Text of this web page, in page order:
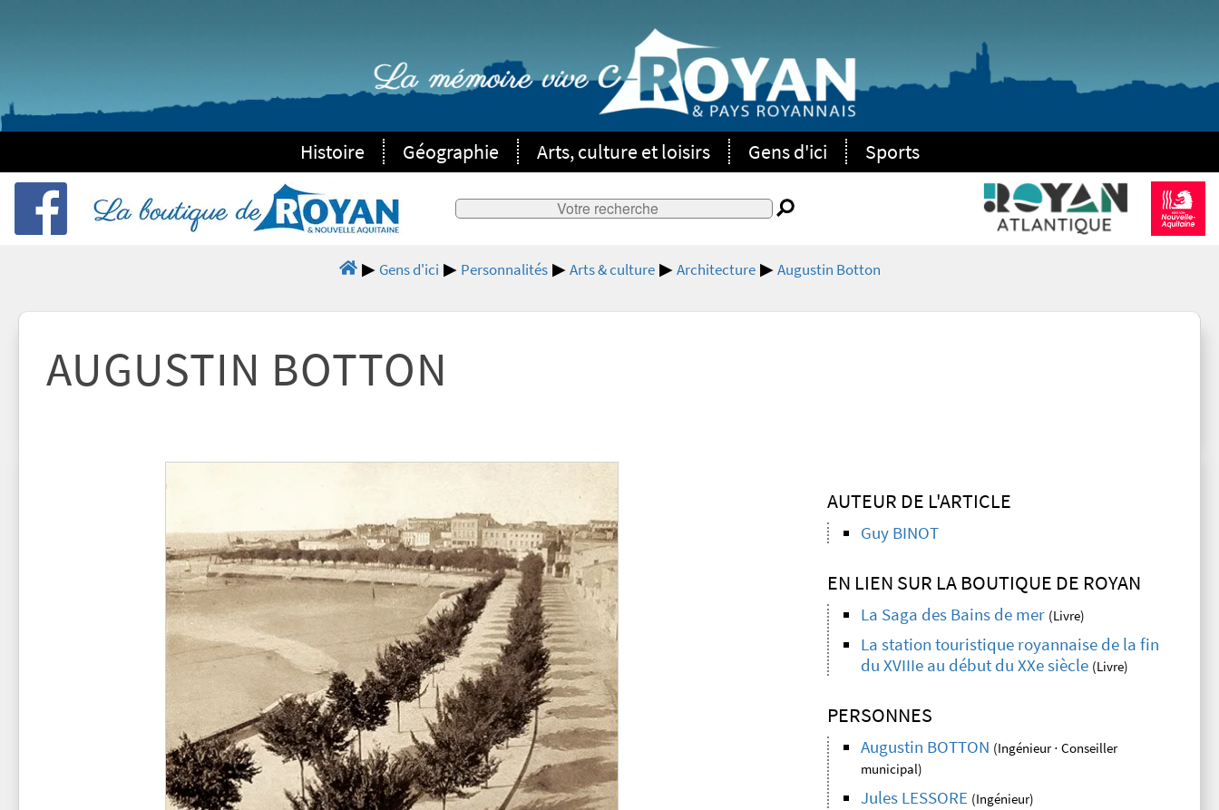
Histoire Géographie Arts, culture et loisirs Gens d'ici Sports
Gens d'ici Personnalités Arts & culture Architecture Augustin Botton
AUGUSTIN BOTTON
AUTEUR DE L'ARTICLE
Guy BINOT
EN LIEN SUR LA BOUTIQUE DE ROYAN
La Saga des Bains de mer (Livre)
La station touristique royannaise de la fin
du XVIIIe au début du XXe siècle (Livre)
PERSONNES
Augustin BOTTON (Ingénieur ⋅ Conseiller
municipal)
Jules LESSORE (Ingénieur)